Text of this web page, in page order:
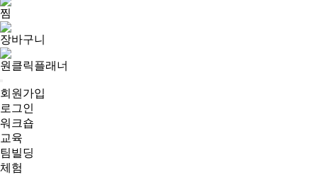
찜
장바구니
원클릭플래너
회원가입
로그인
워크숍
교육
팀빌딩
체험